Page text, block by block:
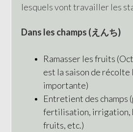
lesquels vont travailler les
Dans les champs (えんち)
Ramasser les fruits
est la saison de récolte
importante)
Entretient des champs
fertilisation, irrigation,
fruits, etc.)